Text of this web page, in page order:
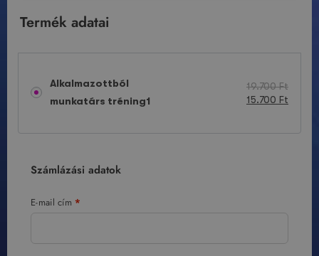
Termék adatai
Alkalmazottból
munkatárs tréning1
19.700Ft
15.700 Ft
Számlázási adatok
E-mail cím*